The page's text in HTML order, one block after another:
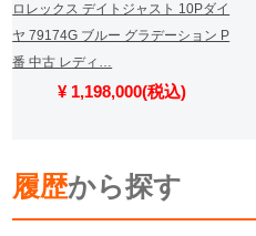
ロレックス デイトジャスト 10Pダイ
ヤ 79174G ブルー グラデーション P
番 中古 レディ…
¥ 1,198,000(税込)
履歴から探す